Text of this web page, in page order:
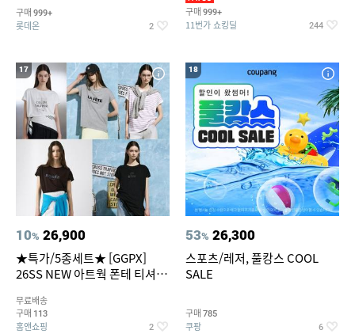
구매 999+
롯데온 2
구매 999+
11번가 쇼킹딜 244
17
10% 26,900
★특가/5종세트★ [GGPX]
26SS NEW 아트웍 폰테 티셔츠
무료배송
구매 113
홈앤쇼핑 2
18
53% 26,300
스포츠/레저, 풀캉스 COOL
SALE
구매 785
쿠팡 6